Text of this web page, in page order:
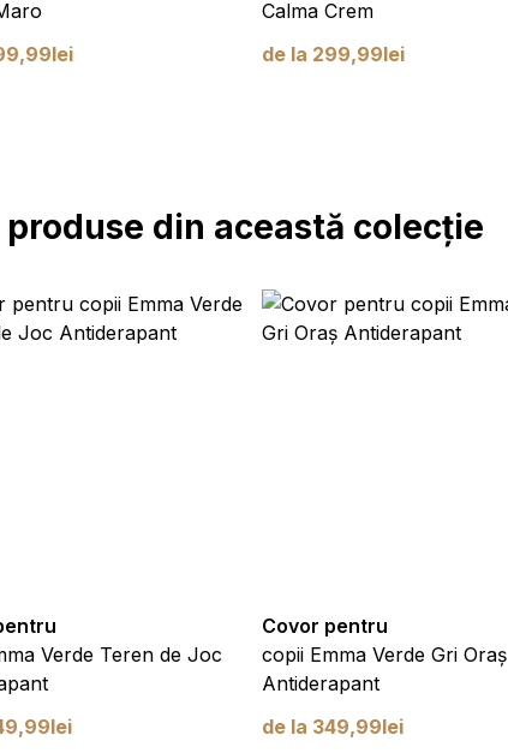
lei
Calma Crem
de la 299,99lei
din această colecție
Verde Teren de Joc
lei
Covor pentru
copii Emma Verde Gri Oraș
Antiderapant
de la 349,99lei